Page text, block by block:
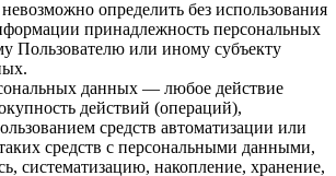
невозможно определить без использования
принадлежность персональных
Пользователю или иному субъекту
данных — любое действие
действий (операций),
средств автоматизации или
средств с персональными данными,
систематизацию, накопление, хранение,